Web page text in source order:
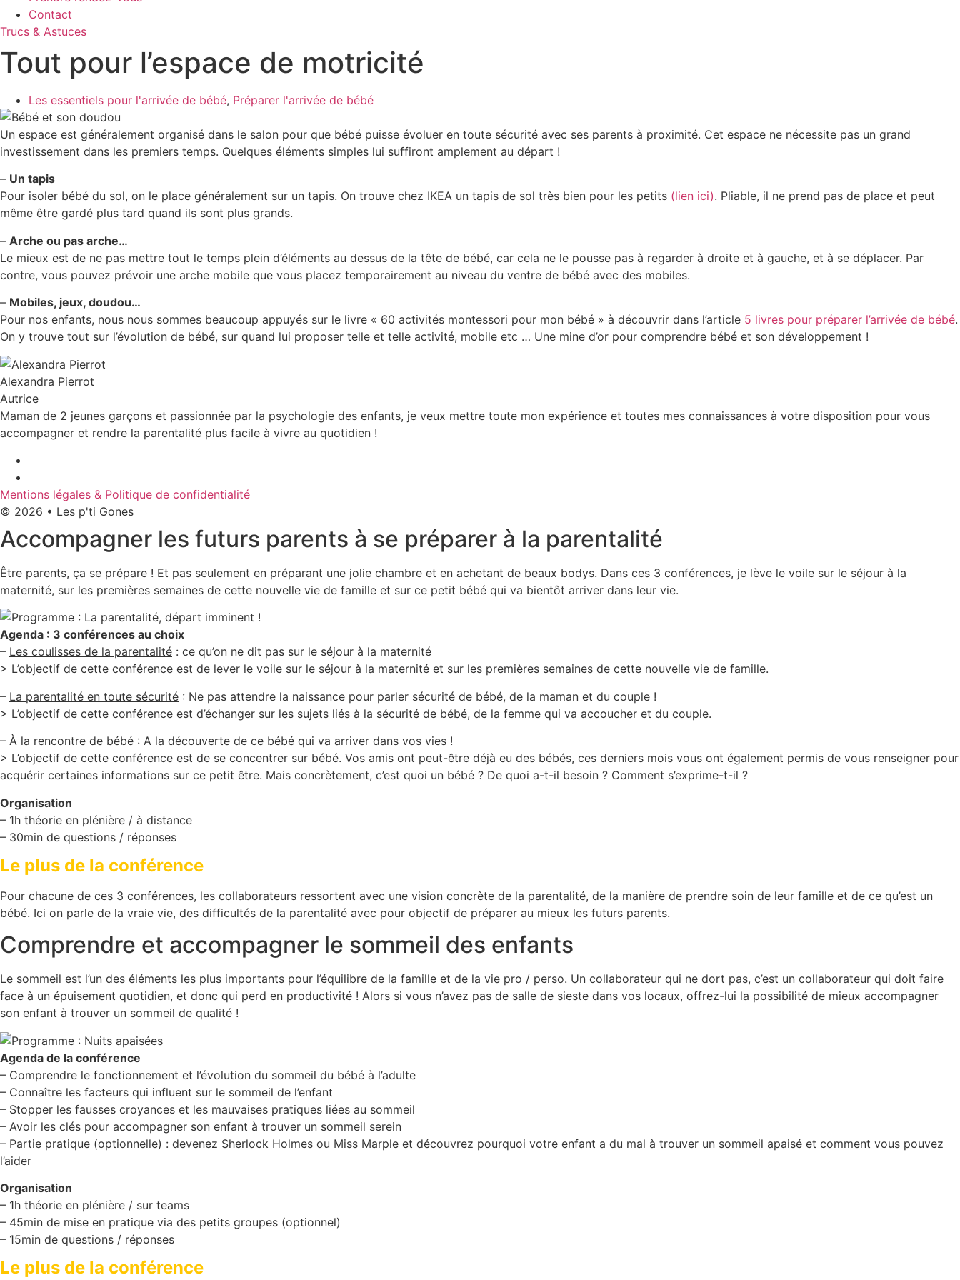
Contact
Trucs & Astuces
Tout pour l’espace de motricité
Les essentiels pour l'arrivée de bébé, Préparer l'arrivée de bébé
Un espace est généralement organisé dans le salon pour que bébé puisse évoluer en toute sécurité avec ses parents à proximité. Cet espace ne nécessite pas un grand
investissement dans les premiers temps. Quelques éléments simples lui suffiront amplement au départ !
– Un tapis
Pour isoler bébé du sol, on le place généralement sur un tapis. On trouve chez IKEA un tapis de sol très bien pour les petits (lien ici). Pliable, il ne prend pas de place et peut
même être gardé plus tard quand ils sont plus grands.
– Arche ou pas arche…
Le mieux est de ne pas mettre tout le temps plein d’éléments au dessus de la tête de bébé, car cela ne le pousse pas à regarder à droite et à gauche, et à se déplacer. Par
contre, vous pouvez prévoir une arche mobile que vous placez temporairement au niveau du ventre de bébé avec des mobiles.
– Mobiles, jeux, doudou…
Pour nos enfants, nous nous sommes beaucoup appuyés sur le livre « 60 activités montessori pour mon bébé » à découvrir dans l’article 5 livres pour préparer l’arrivée de bébé.
On y trouve tout sur l’évolution de bébé, sur quand lui proposer telle et telle activité, mobile etc … Une mine d’or pour comprendre bébé et son développement !
Alexandra Pierrot
Autrice
Maman de 2 jeunes garçons et passionnée par la psychologie des enfants, je veux mettre toute mon expérience et toutes mes connaissances à votre disposition pour vous
accompagner et rendre la parentalité plus facile à vivre au quotidien !
Mentions légales & Politique de confidentialité
© 2026 • Les p'ti Gones
Accompagner les futurs parents à se préparer à la parentalité
Être parents, ça se prépare ! Et pas seulement en préparant une jolie chambre et en achetant de beaux bodys. Dans ces 3 conférences, je lève le voile sur le séjour à la
maternité, sur les premières semaines de cette nouvelle vie de famille et sur ce petit bébé qui va bientôt arriver dans leur vie.
Agenda : 3 conférences au choix
– Les coulisses de la parentalité : ce qu’on ne dit pas sur le séjour à la maternité
> L’objectif de cette conférence est de lever le voile sur le séjour à la maternité et sur les premières semaines de cette nouvelle vie de famille.
– La parentalité en toute sécurité : Ne pas attendre la naissance pour parler sécurité de bébé, de la maman et du couple !
> L’objectif de cette conférence est d’échanger sur les sujets liés à la sécurité de bébé, de la femme qui va accoucher et du couple.
– À la rencontre de bébé : A la découverte de ce bébé qui va arriver dans vos vies !
> L’objectif de cette conférence est de se concentrer sur bébé. Vos amis ont peut-être déjà eu des bébés, ces derniers mois vous ont également permis de vous renseigner pour
acquérir certaines informations sur ce petit être. Mais concrètement, c’est quoi un bébé ? De quoi a-t-il besoin ? Comment s’exprime-t-il ?
Organisation
– 1h théorie en plénière / à distance
– 30min de questions / réponses
Le plus de la conférence
Pour chacune de ces 3 conférences, les collaborateurs ressortent avec une vision concrète de la parentalité, de la manière de prendre soin de leur famille et de ce qu’est un
bébé. Ici on parle de la vraie vie, des difficultés de la parentalité avec pour objectif de préparer au mieux les futurs parents.
Comprendre et accompagner le sommeil des enfants
Le sommeil est l’un des éléments les plus importants pour l’équilibre de la famille et de la vie pro / perso. Un collaborateur qui ne dort pas, c’est un collaborateur qui doit faire
face à un épuisement quotidien, et donc qui perd en productivité ! Alors si vous n’avez pas de salle de sieste dans vos locaux, offrez-lui la possibilité de mieux accompagner
son enfant à trouver un sommeil de qualité !
Agenda de la conférence
– Comprendre le fonctionnement et l’évolution du sommeil du bébé à l’adulte
– Connaître les facteurs qui influent sur le sommeil de l’enfant
– Stopper les fausses croyances et les mauvaises pratiques liées au sommeil
– Avoir les clés pour accompagner son enfant à trouver un sommeil serein
– Partie pratique (optionnelle) : devenez Sherlock Holmes ou Miss Marple et découvrez pourquoi votre enfant a du mal à trouver un sommeil apaisé et comment vous pouvez
l’aider
Organisation
– 1h théorie en plénière / sur teams
– 45min de mise en pratique via des petits groupes (optionnel)
– 15min de questions / réponses
Le plus de la conférence